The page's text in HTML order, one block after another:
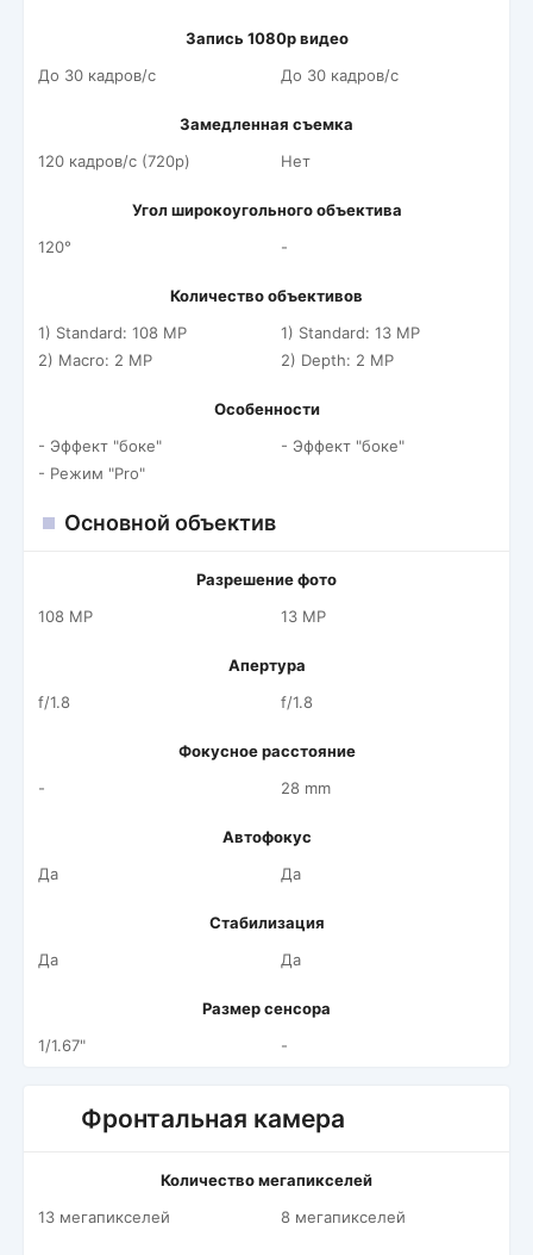
Запись 1080p видео
До 30 кадров/c
До 30 кадров/c
Замедленная съемка
120 кадров/c (720p)
Нет
Угол широкоугольного объектива
120°
-
Количество объективов
1) Standard: 108 MP
2) Macro: 2 MP
1) Standard: 13 MP
2) Depth: 2 MP
Особенности
- Эффект "боке"
- Режим "Pro"
- Эффект "боке"
Основной объектив
Разрешение фото
108 MP
13 MP
Апертура
f/1.8
f/1.8
Фокусное расстояние
-
28 mm
Автофокус
Да
Да
Стабилизация
Да
Да
Размер сенсора
1/1.67"
-
Фронтальная камера
Количество мегапикселей
13 мегапикселей
8 мегапикселей